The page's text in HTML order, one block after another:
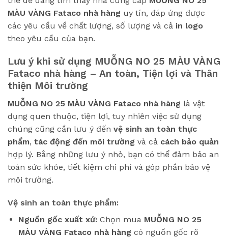
MÀU VÀNG Fataco nhà hàng uy tín, đáp ứng được
các yêu cầu về chất lượng, số lượng và cả in logo
theo yêu cầu của bạn.
Lưu ý khi sử dụng MUỖNG NO 25 MÀU VÀNG
Fataco nhà hàng – An toàn, Tiện lợi và Thân
thiện Môi trường
MUỖNG NO 25 MÀU VÀNG Fataco nhà hàng là vật
dụng quen thuộc, tiện lợi, tuy nhiên việc sử dụng
chúng cũng cần lưu ý đến vệ sinh an toàn thực
phẩm, tác động đến môi trường và cả cách bảo quản
hợp lý. Bằng những lưu ý nhỏ, bạn có thể đảm bảo an
toàn sức khỏe, tiết kiệm chi phí và góp phần bảo vệ
môi trường.
Vệ sinh an toàn thực phẩm:
Nguồn gốc xuất xứ:Chọn mua MUỖNG NO 25
MÀU VÀNG Fataconhà hàng có nguồn gốc rõ